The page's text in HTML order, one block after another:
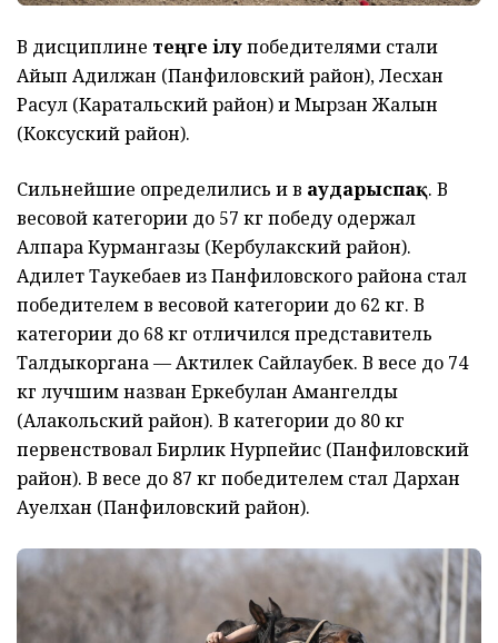
В дисциплине теңге ілупобедителями стали
Айып Адилжан (Панфиловский район), Лесхан
Расул (Каратальский район) и Мырзан Жалын
(Коксуский район).
Сильнейшие определились и в аударыспақ. В
весовой категории до 57 кг победу одержал
Алпара Курмангазы (Кербулакский район).
Адилет Таукебаев из Панфиловского района стал
победителем в весовой категории до 62 кг. В
категории до 68 кг отличился представитель
Талдыкоргана — Актилек Сайлаубек. В весе до 74
кг лучшим назван Еркебулан Амангелды
(Алакольский район). В категории до 80 кг
первенствовал Бирлик Нурпейис (Панфиловский
район). В весе до 87 кг победителем стал Дархан
Ауелхан (Панфиловский район).